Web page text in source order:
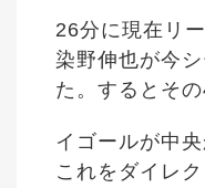
26分に現在リ
染野伸也が今
た。するとそ
イゴールが中
これをダイレ